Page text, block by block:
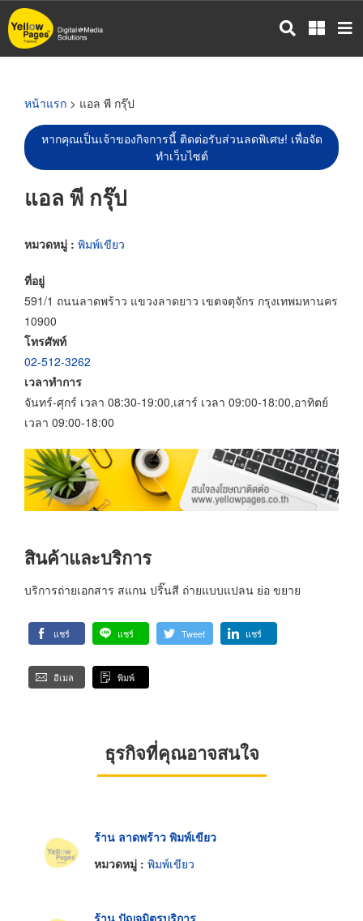
ข้าม
ไป
หน้าแรก > แอล พี กรุ๊ป
หากคุณเป็นเจ้าของกิจการนี้ ติดต่อรับส่วนลดพิเศษ! เพื่อจัด
ทำเว็บไซต์
แอล พี กรุ๊ป
หมวดหมู่ : พิมพ์เขียว
ที่อยู่
591/1 ถนนลาดพร้าว แขวงลาดยาว เขตจตุจักร กรุงเทพมหานคร
10900
โทรศัพท์
02-512-3262
เวลาทำการ
จันทร์-ศุกร์ เวลา 08:30-19:00,เสาร์ เวลา 09:00-18:00,อาทิตย์
เวลา 09:00-18:00
สินค้าและบริการ
บริการถ่ายเอกสาร สแกน ปริ๊นสี ถ่ายแบบแปลน ย่อ ขยาย
แชร์ แชร์ Tweet แชร์
อีเมล พิมพ์
ธุรกิจที่คุณอาจสนใจ
ร้าน ลาดพร้าว พิมพ์เขียว
หมวดหมู่ : พิมพ์เขียว
ร้าน ปัญจมิตรบริการ